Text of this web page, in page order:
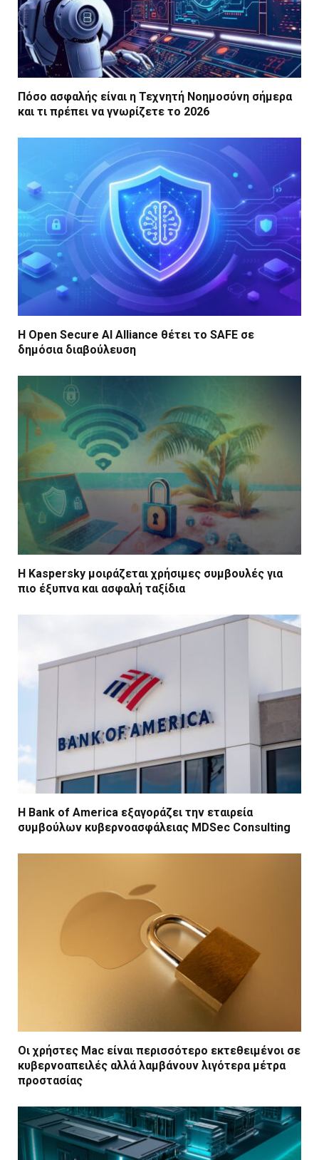
Πόσο ασφαλής είναι η Τεχνητή Νοημοσύνη σήμερα
και τι πρέπει να γνωρίζετε το 2026
Η Open Secure AI Alliance θέτει το SAFE σε
δημόσια διαβούλευση
Η Kaspersky μοιράζεται χρήσιμες συμβουλές για
πιο έξυπνα και ασφαλή ταξίδια
Η Bank of America εξαγοράζει την εταιρεία
συμβούλων κυβερνοασφάλειας MDSec Consulting
Οι χρήστες Mac είναι περισσότερο εκτεθειμένοι σε
κυβερνοαπειλές αλλά λαμβάνουν λιγότερα μέτρα
προστασίας